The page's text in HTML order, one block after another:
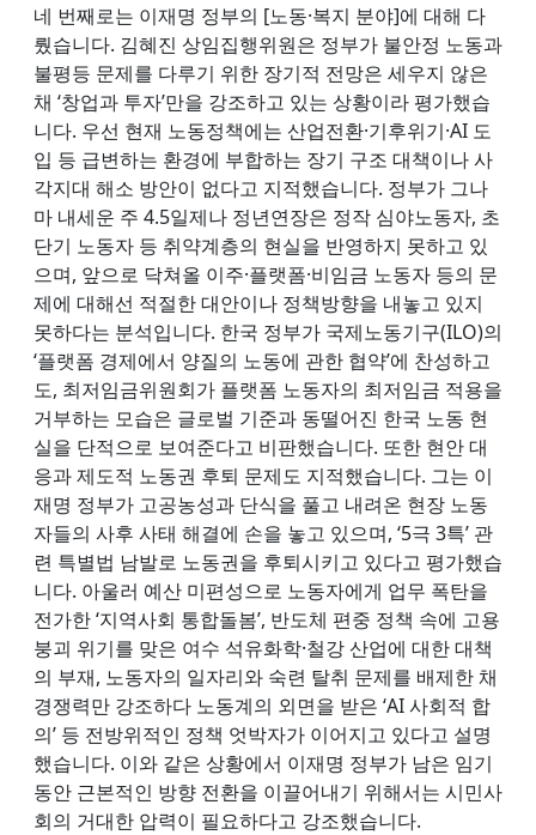
네 번째로는 이재명 정부의 [노동·복지 분야]에 대해 다
뤘습니다. 김혜진 상임집행위원은 정부가 불안정 노동과
불평등 문제를 다루기 위한 장기적 전망은 세우지 않은
채 ‘창업과 투자’만을 강조하고 있는 상황이라 평가했습
니다. 우선 현재 노동정책에는 산업전환·기후위기·AI 도
입 등 급변하는 환경에 부합하는 장기 구조 대책이나 사
각지대 해소 방안이 없다고 지적했습니다. 정부가 그나
마 내세운 주 4.5일제나 정년연장은 정작 심야노동자, 초
단기 노동자 등 취약계층의 현실을 반영하지 못하고 있
으며, 앞으로 닥쳐올 이주·플랫폼·비임금 노동자 등의 문
제에 대해선 적절한 대안이나 정책방향을 내놓고 있지
못하다는 분석입니다. 한국 정부가 국제노동기구(ILO)의
‘플랫폼 경제에서 양질의 노동에 관한 협약’에 찬성하고
도, 최저임금위원회가 플랫폼 노동자의 최저임금 적용을
거부하는 모습은 글로벌 기준과 동떨어진 한국 노동 현
실을 단적으로 보여준다고 비판했습니다. 또한 현안 대
응과 제도적 노동권 후퇴 문제도 지적했습니다. 그는 이
재명 정부가 고공농성과 단식을 풀고 내려온 현장 노동
자들의 사후 사태 해결에 손을 놓고 있으며, ‘5극 3특’ 관
련 특별법 남발로 노동권을 후퇴시키고 있다고 평가했습
니다. 아울러 예산 미편성으로 노동자에게 업무 폭탄을
전가한 ‘지역사회 통합돌봄’, 반도체 편중 정책 속에 고용
붕괴 위기를 맞은 여수 석유화학·철강 산업에 대한 대책
의 부재, 노동자의 일자리와 숙련 탈취 문제를 배제한 채
경쟁력만 강조하다 노동계의 외면을 받은 ‘AI 사회적 합
의’ 등 전방위적인 정책 엇박자가 이어지고 있다고 설명
했습니다. 이와 같은 상황에서 이재명 정부가 남은 임기
동안 근본적인 방향 전환을 이끌어내기 위해서는 시민사
회의 거대한 압력이 필요하다고 강조했습니다.